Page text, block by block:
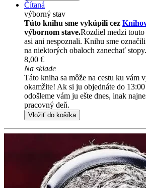
Čítaná
výborný stav
Túto knihu sme vykúpili cez
výbornom stave.Rozdiel medzi
asi ani nespoznali. Knihu sme
na niektorých obaloch zanechať stopy.
8,00 €
Na sklade
Táto kniha sa môže na cestu ku vám
okamžite! Ak si ju objednáte do
odošleme vám ju ešte dnes, inak
pracovný deň.
Vložiť do košíka